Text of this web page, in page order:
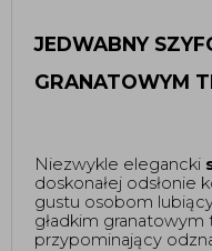
JEDWABNY
GRANATOWYM
Niezwykle elegancki
doskonałej odsłonie
gustu osobom
gładkim granatowym
przypominający